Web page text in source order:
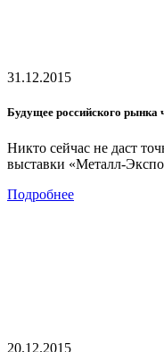
31.12.2015
Будущее российского рынка
Никто сейчас не даст
выставки «Металл-
Подробнее
20.12.2015